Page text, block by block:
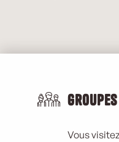
Groupes
Vous